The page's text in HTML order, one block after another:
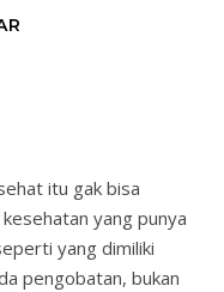
itu gak bisa
yang punya
yang dimiliki
pengobatan, bukan